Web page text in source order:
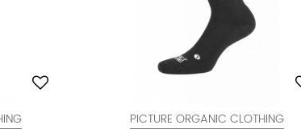
PICTURE ORGANIC CLOTHING